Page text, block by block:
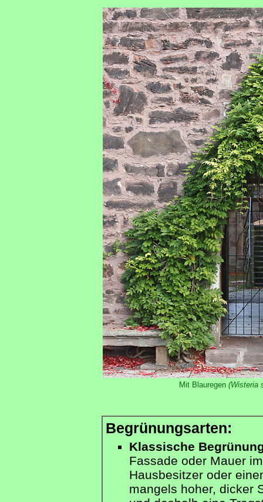
Mit Blauregen (Wisteria
Begrünungsarten:
Klassische
Fassade oder Mauer
Hausbesitzer oder
mangels hoher, dicker